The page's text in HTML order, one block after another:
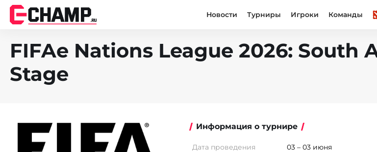
Новости Турниры Игроки Команды
FIFAe Nations League 2026: South
Stage
Информация о турнире
Дата проведения
03 – 03 июня